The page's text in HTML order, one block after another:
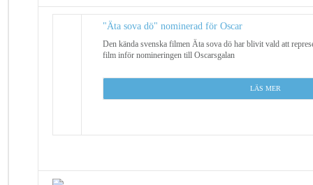
"Äta sova dö" nominerad för Oscar
Den kända svenska filmen Äta sova dö har blivit vald att
film inför nomineringen till Oscarsgalan
LÄS MER